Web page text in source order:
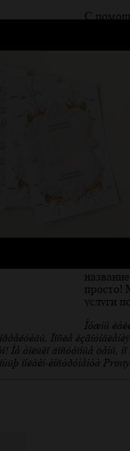
С
шаблон
У вас
дизайн
можете
Просто
свою
просто!
услуги
Нужны
После
только доступные цены,
онлайн-инструмента